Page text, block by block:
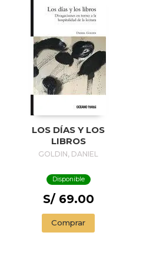
LOS DÍAS Y LOS
LIBROS
GOLDIN, DANIEL
Disponible
S/ 69.00
Comprar